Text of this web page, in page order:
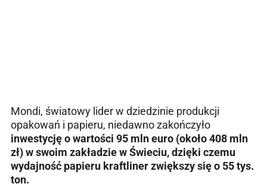
Mondi, światowy lider w dziedzinie produkcji
opakowań i papieru, niedawno zakończyło
inwestycję o wartości 95 mln euro (około 408 mln
zł) w swoim zakładzie w Świeciu, dzięki czemu
wydajność papieru kraftliner zwiększy się o 55 tys.
ton.